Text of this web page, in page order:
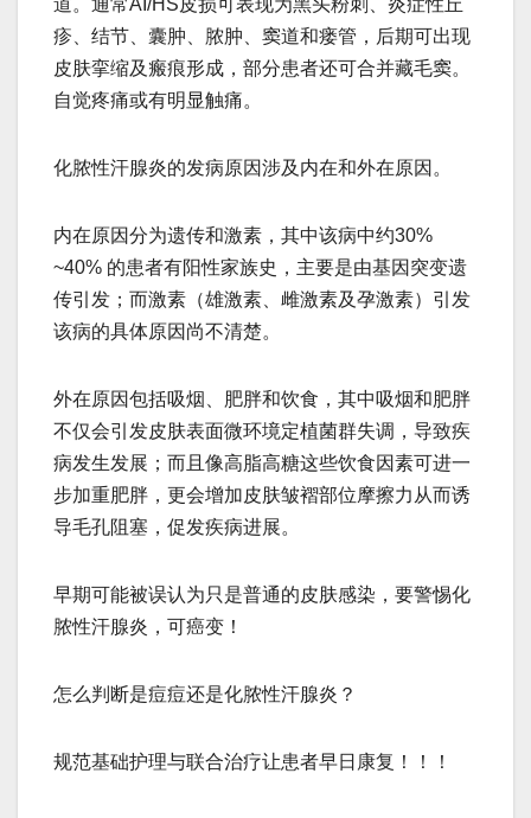
道。通常AI/HS皮损可表现为黑头粉刺、炎症性丘
疹、结节、囊肿、脓肿、窦道和瘘管，后期可出现
皮肤挛缩及瘢痕形成，部分患者还可合并藏毛窦。
自觉疼痛或有明显触痛。
化脓性汗腺炎的发病原因涉及内在和外在原因。
内在原因分为遗传和激素，其中该病中约30%
~40% 的患者有阳性家族史，主要是由基因突变遗
传引发；而激素（雄激素、雌激素及孕激素）引发
该病的具体原因尚不清楚。
外在原因包括吸烟、肥胖和饮食，其中吸烟和肥胖
不仅会引发皮肤表面微环境定植菌群失调，导致疾
病发生发展；而且像高脂高糖这些饮食因素可进一
步加重肥胖，更会增加皮肤皱褶部位摩擦力从而诱
导毛孔阻塞，促发疾病进展。
早期可能被误认为只是普通的皮肤感染，要警惕化
脓性汗腺炎，可癌变！
怎么判断是痘痘还是化脓性汗腺炎？
规范基础护理与联合治疗让患者早日康复！！！